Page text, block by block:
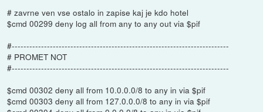
# zavrne ven vse ostalo in zapise kaj je kdo hotel
$cmd 00299 deny log all from any to any out via $pif
#--------------------------------------------------------------------------
# PROMET NOT
#--------------------------------------------------------------------------
$cmd 00302 deny all from 10.0.0.0/8 to any in via $pif
$cmd 00303 deny all from 127.0.0.0/8 to any in via $pif